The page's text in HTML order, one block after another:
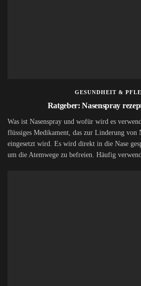
GESUNDHEIT &
Ratgeber: Nasenspray
Was ist Nasenspray und wofür wird es
flüssiges Medikament, das zur Linderung von
eingesetzt wird. Es wird direkt in die Nase
um die Atemwege zu befreien. Häufig